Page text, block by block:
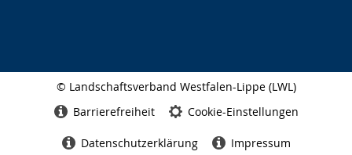
© Landschaftsverband Westfalen-Lippe (LWL)
Barrierefreiheit Cookie-Einstellungen
Datenschutzerklärung Impressum